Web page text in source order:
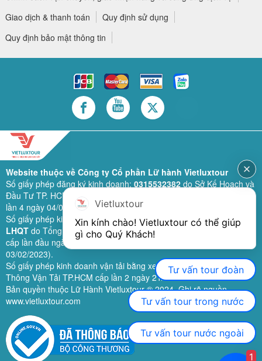
Giao dịch & thanh toán
Quy định sử dụng
Quy định bảo mật thông tin
Website thuộc về Công ty Cổ phần Lữ hành Vietluxtour
Số giấy phép đăng ký kinh doanh: 0315532382do Sở Kế Hoạch và
Đầu Tư TP. HCM cấp lần đầu ngày 28/02/2019 (sửa đổi bổ sung
lần 4 ngày 04/06/2024).
Số giấy phép kinh doanh lữ hành quốc tế:79-1111/2019/TCDL-GP
LHQTdo Tổng Cục Du Lịch (nay là Cục Du lịch quốc gia Việt Nam)
cấp lần đầu ngày 26/09/2019 (sửa đổi, bổ sung lần 3 ngày
03/02/2023).
Số giấy phép kinh doanh vận tải bằng xe ô tô:11924do Sở Giao
Thông Vận Tải TP.HCM cấp lần 2 ngày 21/02/2023.
Bản quyền thuộc Lữ Hành Vietluxtour ® 2024. Ghi rõ nguồn
www.vietluxtour.com
Vietluxtour
Xin kính chào! Vietluxtour có thể giúp
gì cho Quý Khách!
Tư vấn tour đoàn
Tư vấn tour trong nước
Tư vấn tour nước ngoài
1